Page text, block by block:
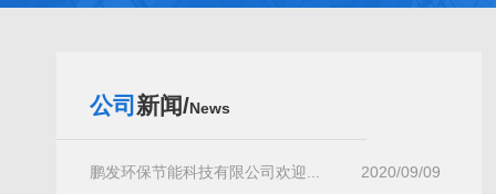
公司 新闻/News
鹏发环保节能科技有限公司欢迎... 2020/09/09